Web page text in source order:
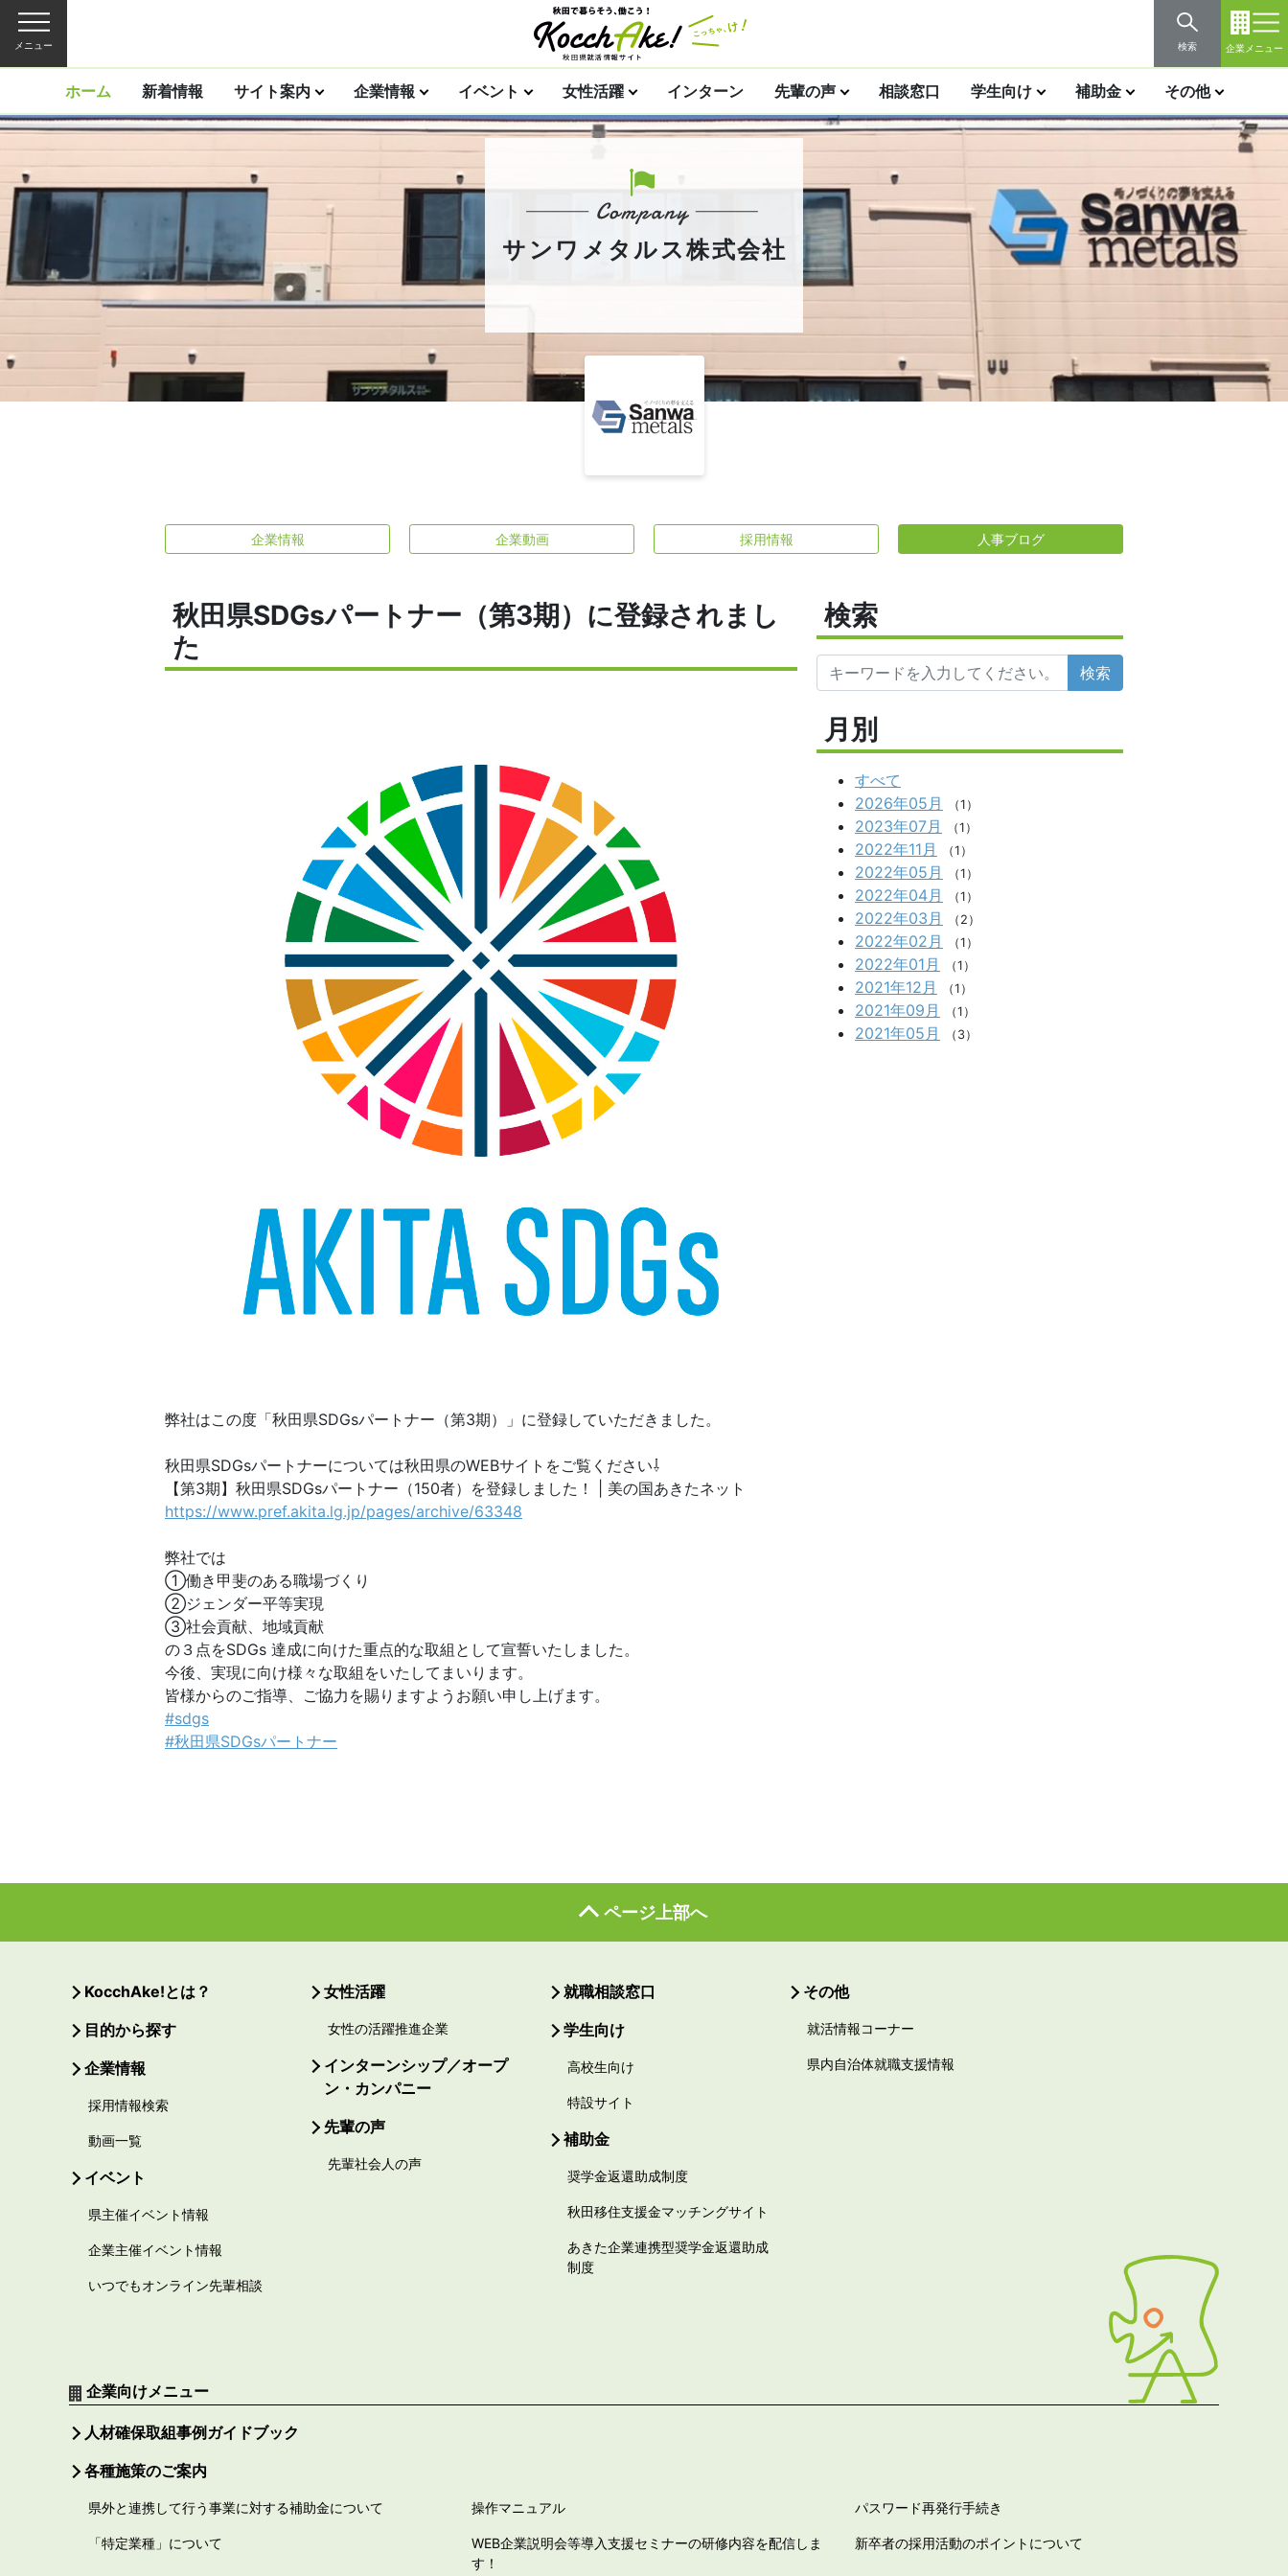
メニュー 検索 企業メニュー
ホーム 新着情報 サイト案内 企業情報 イベント 女性活躍 インターン 先輩の声 相談窓口 学生向け 補助金 その他
サンワメタルス株式会社
企業情報 企業動画 採用情報 人事ブログ
秋田県SDGsパートナー（第3期）に登録されまし
た
弊社はこの度「秋田県SDGsパートナー（第3期）」に登録していただきました。
秋田県SDGsパートナーについては秋田県のWEBサイトをご覧ください⇩
【第3期】秋田県SDGsパートナー（150者）を登録しました！ | 美の国あきたネット
https://www.pref.akita.lg.jp/pages/archive/63348
弊社では
①働き甲斐のある職場づくり
②ジェンダー平等実現
③社会貢献、地域貢献
の３点をSDGs 達成に向けた重点的な取組として宣誓いたしました。
今後、実現に向け様々な取組をいたしてまいります。
皆様からのご指導、ご協力を賜りますようお願い申し上げます。
#sdgs
#秋田県SDGsパートナー
検索
検索
月別
すべて
2026年05月
（1）
2023年07月 （1）
2022年11月 （1）
2022年05月 （1）
2022年04月 （1）
2022年03月 （2）
2022年02月 （1）
2022年01月 （1）
2021年12月 （1）
2021年09月 （1）
2021年05月 （3）
ページ上部へ
KocchAke!とは？
目的から探す
企業情報
採用情報検索
動画一覧
イベント
県主催イベント情報
企業主催イベント情報
いつでもオンライン先輩相談
女性活躍
女性の活躍推進企業
インターンシップ／オープ
ン・カンパニー
先輩の声
先輩社会人の声
就職相談窓口
学生向け
高校生向け
特設サイト
補助金
奨学金返還助成制度
秋田移住支援金マッチングサイト
あきた企業連携型奨学金返還助成
制度
その他
就活情報コーナー
県内自治体就職支援情報
企業向けメニュー
人材確保取組事例ガイドブック
各種施策のご案内
県外と連携して行う事業に対する補助金について 操作マニュアル パスワード再発行手続き
「特定業種」について
WEB企業説明会等導入支援セミナーの研修内容を配信しま
す！
新卒者の採用活動のポイントについて